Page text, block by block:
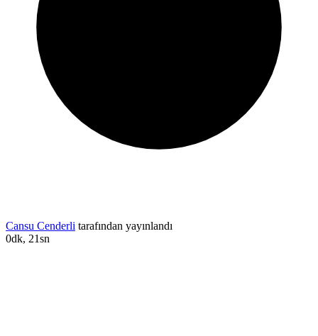
Cansu Cenderli tarafından yayınlandı
0dk, 21sn